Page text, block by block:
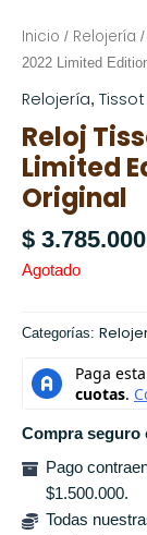
Inicio / Relojería /
2022 Limited
Relojería, Tissot
Reloj
Limited
Original
$ 3.785.000
Agotado
Categorías:
Compra seguro
Pago
$1.500.000.
Todas